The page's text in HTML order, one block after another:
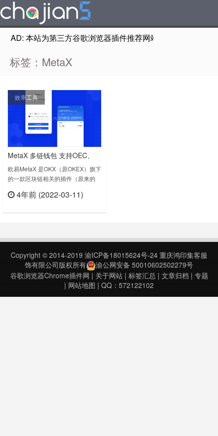
AD: 本站为第三方谷歌浏览器插件推荐网站，非Google
标签：MetaX
效率工具
MetaX 多链钱包 支持OEC、
Ethereum、Polygon、
Fantom、BSC、HECO
欧易MetaX 是OKX（原OKEX）旗下
的一款区块链相关的插件（原来的
全、易用的多链钱包，支持OEC、
进行查看资产、转账收款、连接与授
秉持去中心化的目标……
4年前 (2022-03-11)
Copyright © 2014-2019 渝ICP备18015624号-24 重庆鸿印集客服
饰有限公司版权所有
渝公网安备 50010602502279号
谷歌浏览器Chrome插件网 | 关于网站| 标签汇总| 文章归档 | 专题
| 网站地图 | QQ：572122102